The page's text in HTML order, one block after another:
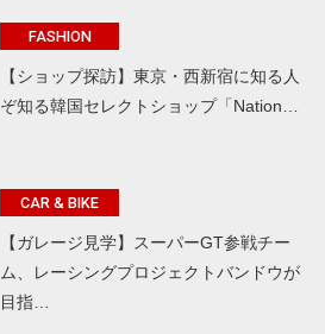
FASHION
【ショップ探訪】東京・西新宿に知る人
ぞ知る韓国セレクトショップ「Nation…
CAR & BIKE
【ガレージ見学】スーパーGT参戦チー
ム、レーシングプロジェクトバンドウが
目指…